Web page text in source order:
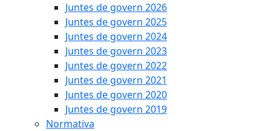
Juntes de govern 2026
Juntes de govern 2025
Juntes de govern 2024
Juntes de govern 2023
Juntes de govern 2022
Juntes de govern 2021
Juntes de govern 2020
Juntes de govern 2019
Normativa